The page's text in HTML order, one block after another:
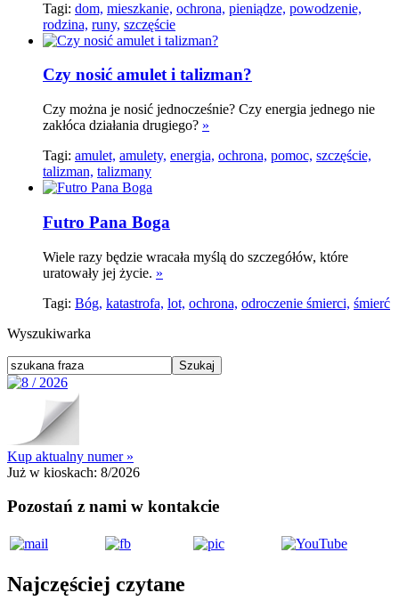
Tagi: dom, mieszkanie, ochrona, pieniądze, powodzenie,
rodzina, runy, szczęście
Czy nosić amulet i talizman?
Czy można je nosić jednocześnie? Czy energia jednego nie
zakłóca działania drugiego? »
Tagi: amulet, amulety, energia, ochrona, pomoc, szczęście,
talizman, talizmany
Futro Pana Boga
Wiele razy będzie wracała myślą do szczegółów, które
uratowały jej życie. »
Tagi: Bóg, katastrofa, lot, ochrona, odroczenie śmierci, śmierć
Wyszukiwarka
Kup aktualny numer »
Już w kioskach: 8/2026
Pozostań z nami w kontakcie
Najczęściej czytane